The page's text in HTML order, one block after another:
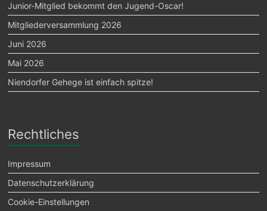
Junior-Mitglied bekommt den Jugend-Oscar!
Mitgliederversammlung 2026
Juni 2026
Mai 2026
Niendorfer Gehege ist einfach spitze!
Rechtliches
Impressum
Datenschutzerklärung
Cookie-Einstellungen